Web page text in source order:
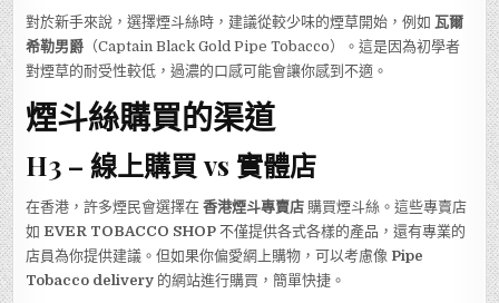
對於新手來說，選擇煙斗絲時，建議從較少味的煙草開始，例如 瓦爾
希勒男爵 （Captain Black Gold Pipe Tobacco）。這是因為初學者
對煙草的耐受性較低，過濃的口感可能會讓你感到不適。
煙斗絲購買的渠道
H3 – 線上購買 vs 實體店
在香港，許多煙民會選擇在香港煙斗專賣店 購買煙斗絲。這些專賣店
如EVER TOBACCO SHOP 不僅提供各式各樣的產品，還有專業的
店員為你提供建議。但如果你偏愛網上購物，可以考慮像 Pipe
Tobacco delivery 的網站進行購買，簡單快捷。